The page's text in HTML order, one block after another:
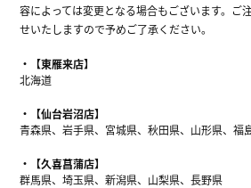
容によっては変更となる場合もございます。ご
せいたしますので予めご了承ください。
【東雁来店】
北海道
【仙台岩沼店】
青森県、岩手県、宮城県、秋田県、山形県、福
【久喜菖蒲店】
群馬県、埼玉県、新潟県、山梨県、長野県